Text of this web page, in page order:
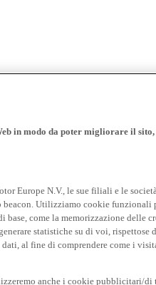
in modo da poter migliorare il
Europe N.V., le sue filiali e le
Utilizziamo cookie funzionali
come la memorizzazione delle
statistiche su di voi, rispettose
al fine di comprendere come i
anche i cookie pubblicitari/di